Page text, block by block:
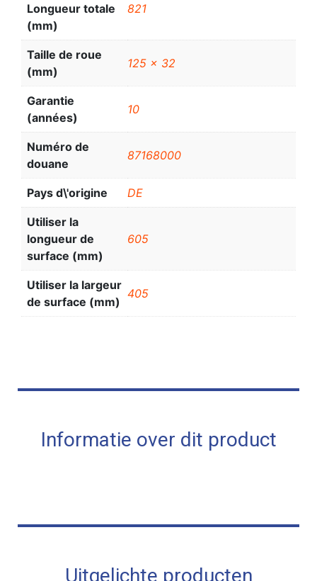
Longueur totale
(mm)
821
Taille de roue
(mm)
125 x 32
Garantie
(années)
10
Numéro de
douane
87168000
Pays d\'origine DE
Utiliser la
longueur de
surface (mm)
605
Utiliser la largeur
de surface (mm)
405
Informatie over dit product
Uitgelichte producten